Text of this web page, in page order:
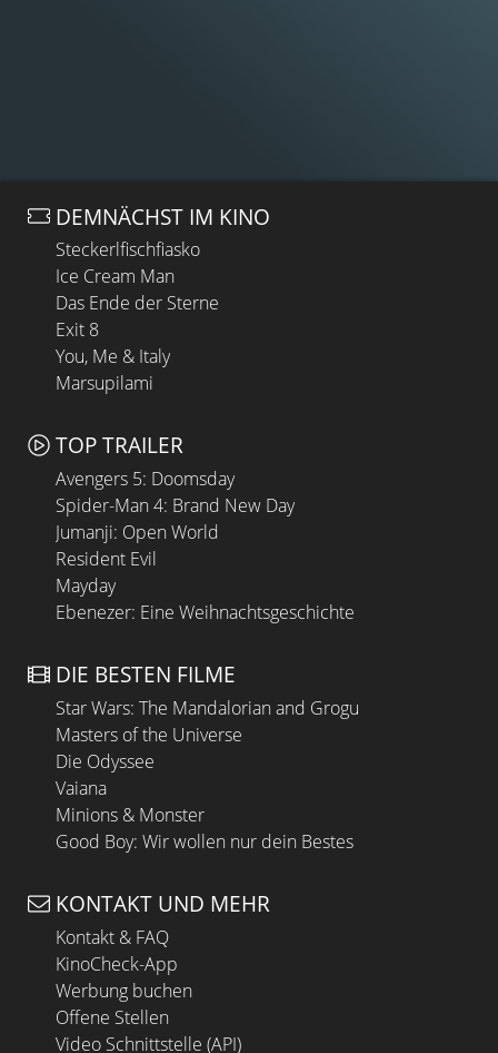
DEMNÄCHST IM KINO
Steckerlfischfiasko
Ice Cream Man
Das Ende der Sterne
Exit 8
You, Me & Italy
Marsupilami
TOP TRAILER
Avengers 5: Doomsday
Spider-Man 4: Brand New Day
Jumanji: Open World
Resident Evil
Mayday
Ebenezer: Eine Weihnachtsgeschichte
DIE BESTEN FILME
Star Wars: The Mandalorian and Grogu
Masters of the Universe
Die Odyssee
Vaiana
Minions & Monster
Good Boy: Wir wollen nur dein Bestes
KONTAKT UND MEHR
Kontakt & FAQ
KinoCheck-App
Werbung buchen
Offene Stellen
Video Schnittstelle (API)